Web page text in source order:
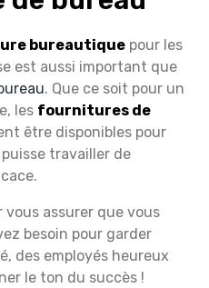
bureautique pour les
est aussi important que
. Que ce soit pour un
les fournitures de
être disponibles pour
travailler de
assurer que vous
besoin pour garder
des employés heureux
le ton du succès !